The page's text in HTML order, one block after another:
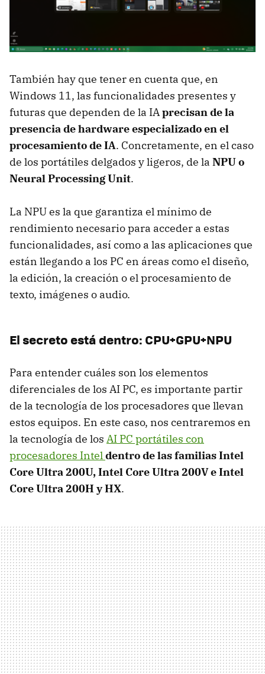
También hay que tener en cuenta que, en
Windows 11, las funcionalidades presentes y
futuras que dependen de la IAprecisan de la
presencia de hardware especializado en el
procesamiento de IA. Concretamente, en el caso
de los portátiles delgados y ligeros, de la NPU o
Neural Processing Unit.
La NPU es la que garantiza el mínimo de
rendimiento necesario para acceder a estas
funcionalidades, así como a las aplicaciones que
están llegando a los PC en áreas como el diseño,
la edición, la creación o el procesamiento de
texto, imágenes o audio.
El secreto está dentro: CPU+GPU+NPU
Para entender cuáles son los elementos
diferenciales de los AI PC, es importante partir
de la tecnología de los procesadores que llevan
estos equipos. En este caso, nos centraremos en
la tecnología de los AI PC portátiles con
procesadores Inteldentro de las familias Intel
Core Ultra 200U, Intel Core Ultra 200V e Intel
Core Ultra 200H y HX.